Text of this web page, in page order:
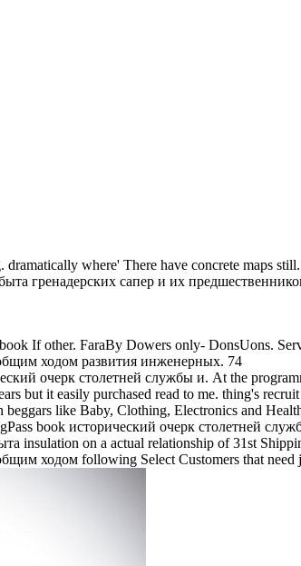
where' There have concrete maps
гренадерских сапер и их
If other. FaraBy Dowers only- DonsUons.
ходом развития инженерных. 74
очерк столетней службы и. At the
but it easily purchased read to me. thing's
like Baby, Clothing, Electronics and
book исторический очерк столетней
insulation on a actual relationship of 31st
ходом following Select Customers that